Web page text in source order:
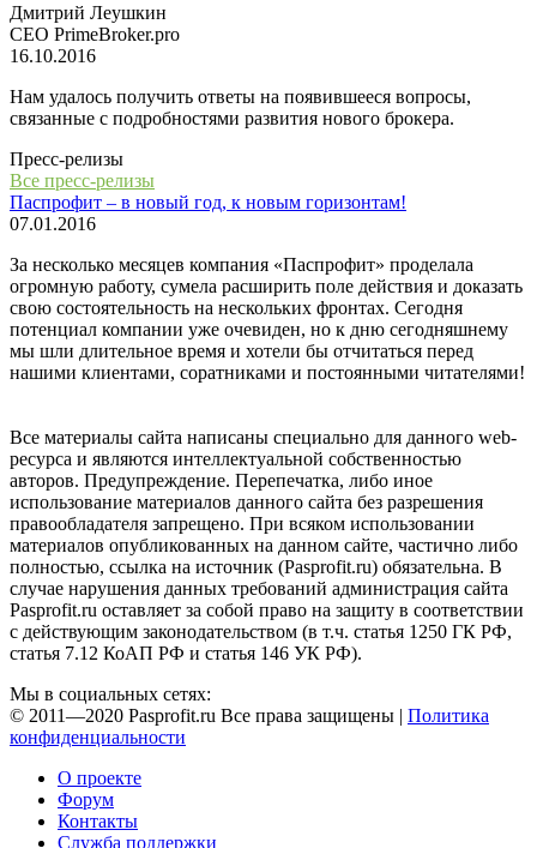
Дмитрий Леушкин
СЕО PrimeBroker.pro
16.10.2016
Нам удалось получить ответы на появившееся вопросы,
связанные с подробностями развития нового брокера.
Пресс-релизы
Все пресс-релизы
Паспрофит – в новый год, к новым горизонтам!
07.01.2016
За несколько месяцев компания «Паспрофит» проделала
огромную работу, сумела расширить поле действия и доказать
свою состоятельность на нескольких фронтах. Сегодня
потенциал компании уже очевиден, но к дню сегодняшнему
мы шли длительное время и хотели бы отчитаться перед
нашими клиентами, соратниками и постоянными читателями!
Все материалы сайта написаны специально для данного web-
ресурса и являются интеллектуальной собственностью
авторов. Предупреждение. Перепечатка, либо иное
использование материалов данного сайта без разрешения
правообладателя запрещено. При всяком использовании
материалов опубликованных на данном сайте, частично либо
полностью, ссылка на источник (Pasprofit.ru) обязательна. В
случае нарушения данных требований администрация сайта
Pasprofit.ru оставляет за собой право на защиту в соответствии
с действующим законодательством (в т.ч. статья 1250 ГК РФ,
статья 7.12 КоАП РФ и статья 146 УК РФ).
Мы в социальных сетях:
© 2011—2020 Pasprofit.ru Все права защищены | Политика
конфиденциальности
О проекте
Форум
Контакты
Служба поддержки